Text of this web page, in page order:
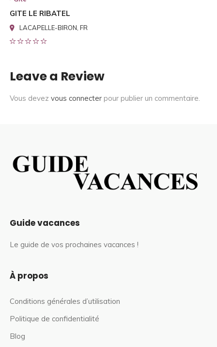
GITE LE RIBATEL
LACAPELLE-BIRON, FR
Leave a Review
Vous devez vous connecter pour publier un commentaire.
Guide vacances
Le guide de vos prochaines vacances !
À propos
Conditions générales d’utilisation
Politique de confidentialité
Blog